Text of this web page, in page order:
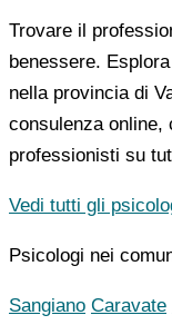
Trovare il
benessere.
nella provincia di
consulenza online,
professionisti su
Vedi tutti gli
Psicologi nei
Sangiano Caravate